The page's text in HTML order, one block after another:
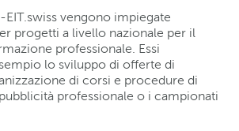
EIT.swiss vengono impiegate
progetti a livello nazionale per il
professionale. Essi
lo sviluppo di offerte di
di corsi e procedure di
professionale o i campionati